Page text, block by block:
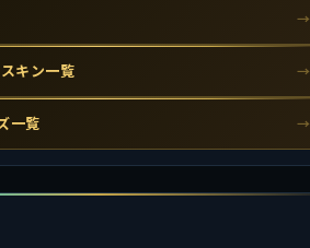
→
キン一覧 →
一覧 →